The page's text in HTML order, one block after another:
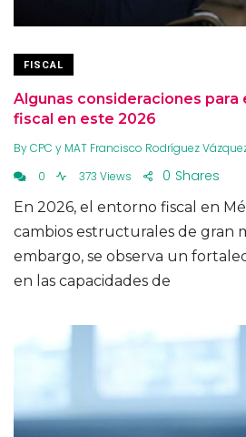
FISCAL
Algunas consideraciones para
fiscal en este 2026
ByCPC y MAT Francisco Rodríguez
0
373 Views Shares
0
En 2026, el entorno fiscal en
cambios estructurales de gran
embargo, se observa un
en las capacidades de